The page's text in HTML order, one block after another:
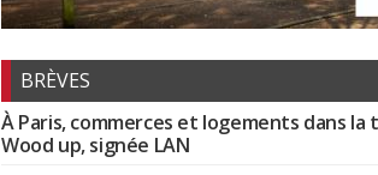
BRÈVES
À Paris, commerces et logements dans la
Wood up, signée LAN